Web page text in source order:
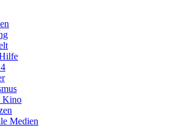
Medien